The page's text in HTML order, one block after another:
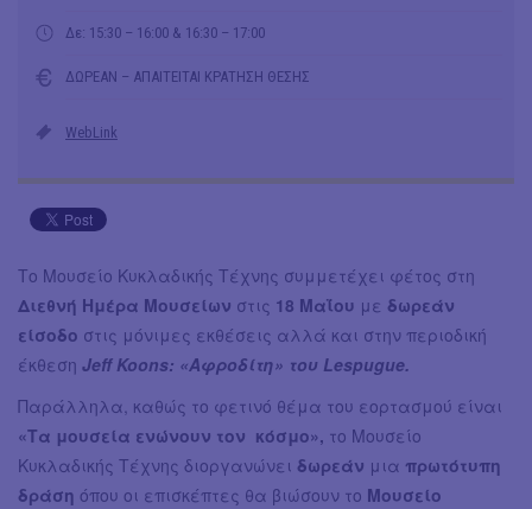
Δε: 15:30 – 16:00 & 16:30 – 17:00
ΔΩΡΕΑΝ – ΑΠΑΙΤΕΙΤΑΙ ΚΡΑΤΗΣΗ ΘΕΣΗΣ
WebLink
Το Μουσείο Κυκλαδικής Τέχνης συμμετέχει φέτος στη
Διεθνή Ημέρα Μουσείων στις 18 Μαΐου με δωρεάν
είσοδο στις μόνιμες εκθέσεις αλλά και στην περιοδική
έκθεση Jeff Koons: «Αφροδίτη» του Lespugue.
Παράλληλα, καθώς το φετινό θέμα του εορτασμού είναι
«Τα μουσεία ενώνουν τον κόσμο», το Μουσείο
Κυκλαδικής Τέχνης διοργανώνει δωρεάν μια πρωτότυπη
δράση όπου οι επισκέπτες θα βιώσουν το Μουσείο